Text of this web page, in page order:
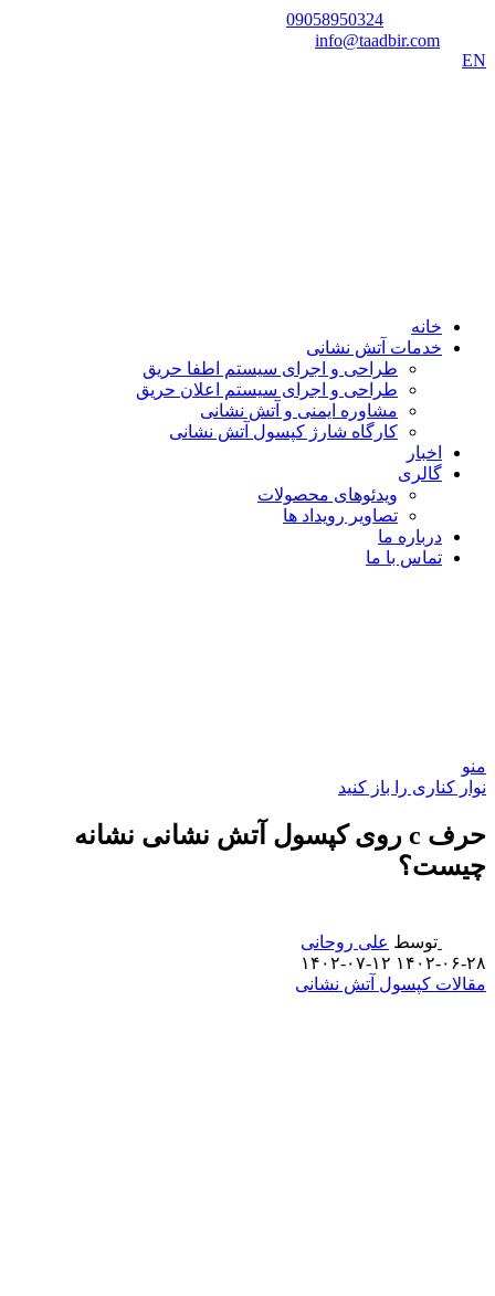
09058950324
info@taadbir.com
EN
خانه
خدمات آتش نشانی
طراحی و اجرای سیستم اطفا حریق
طراحی و اجرای سیستم اعلان حریق
مشاوره ایمنی و آتش نشانی
کارگاه شارژ کپسول آتش نشانی
اخبار
گالری
ویدئوهای محصولات
تصاویر رویداد ها
درباره ما
تماس با ما
منو
نوار کناری را باز کنید
حرف c روی کپسول آتش نشانی نشانه
چیست؟
توسط علی روحانی
۱۴۰۲-۰۶-۲۸ ۱۴۰۲-۰۷-۱۲
مقالات کپسول آتش نشانی